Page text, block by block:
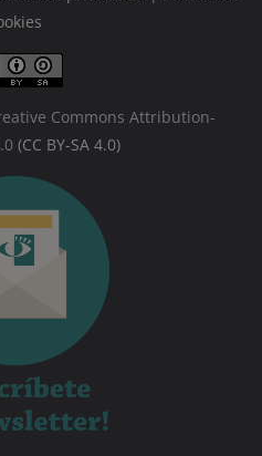
Commons Attribution-
(CC BY-SA 4.0)